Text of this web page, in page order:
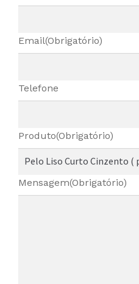
Email(Obrigatório)
Telefone
Produto(Obrigatório)
Mensagem(Obrigatório)